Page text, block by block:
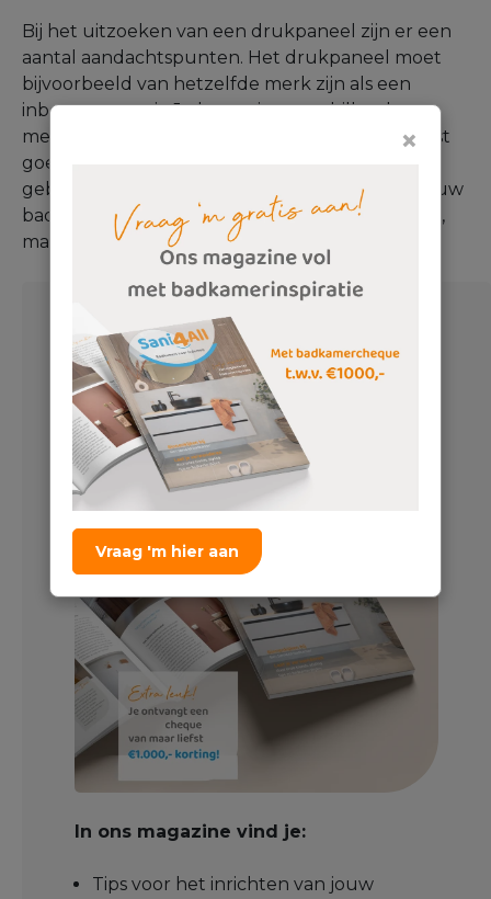
×
Vraag 'm hier aan
Bij het uitzoeken van een drukpaneel zijn er een
aantal aandachtspunten. Het drukpaneel moet
bijvoorbeeld van hetzelfde merk zijn als een
inbouwreservoir. Je kunt niet verschillende
merken met elkaar combineren. Denk daarnaast
goed na over de vorm, het formaat en het
gebruiksgemak van jouw bedieningspaneel. Jouw
badkamer oftoiletruimtemoet niet alleen mooi,
maar ook zeker praktisch zijn!
Laat je verrassen
Door ons magazine
bomvol inspiratie
In ons magazine vind je:
Tips voor het inrichten van jouw